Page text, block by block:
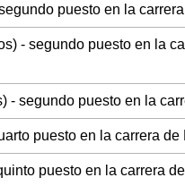
puesto en la
- segundo puesto en la
- segundo puesto en la
puesto en la carrera de
puesto en la carrera